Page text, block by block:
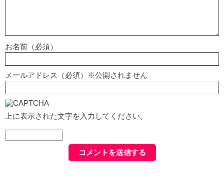
お名前（必須）
メールアドレス（必須）※公開されません
上に表示された文字を入力してください。